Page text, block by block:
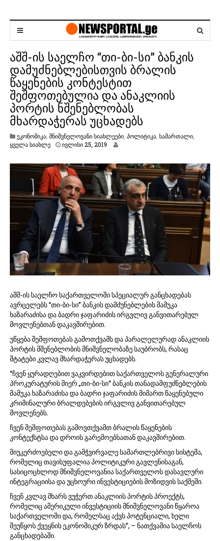
აშშ-ის საელჩო “თი-ბი-სი” ბანკის
დამუძნებლებისთვის ბრალის
წაყენების კონტესტით
შეშფოთებულია და ანაკლიის
პორტის ნშენებლობას
მხარდაჭერას უცხადებს
ეკონომიკა მნიშვნელოვანი სიახლეები პოლიტიკა სამართალი
ყველა სიახლე
ივლისი 25, 2019
ი
ს
ი
2
5
,
აშშ-ის საელჩო საქართველოში სპეციალურ განცხადებას
ავრცელებს “თი-ბი-სი” ბანკის დამძუნებლების მამუკა
ხაზარაძისა და ბადრი ჯაფარიძის ირგვლივ განვითარებულ
მოვლენებთან დაკავშირებით.
უწყება შეშფოთებას გამოთქვამს და პარალელურად ანაკლიის
პორტის მშენებლობის მნიშვნელობაზე საუბრობს, რასაც
შტატები კვლავ მხარდაჭერას უცხადებს.
“ჩვენ ყურადღებით ვაკვირდებით საქართველოს გენერალური
პროკურატურის მიერ „თი-ბი-სი“ ბანკის თანადამფუძნებლების
მამუკა ხაზარაძისა და ბადრი ჯაფარიძის მიმართ წაყენებული
კრიმინალური ბრალდებების ირგვლივ განვითარებულ
მოვლენებს.
ჩვენ შეშფოთებას გამოვთქვამთ ბრალის წაყენების
კონტექსტსა და დროის გარემოებსათან დაკავშირებით.
მიუკერძოებელი და გამჭვირვალე სამართლებრივი სისტემა,
რომელიც თავისუფალია პოლიტიკური გავლენისაგან,
სასიცოცხლოდ მნიშვნელოვანია საქართველოს დასავლური
ინტეგრაციისა და უცხოური ინვესტიციების მოზიდვის საქმეში.
ჩვენ კვლავ მხარს ვუჭერთ ანაკლიის პორტის პროექტს,
რომელიც ამერიკული ინვესტიციის მნიშვნელოვანი წყაროა
საქართველოში და, რომელსაც აქვს პოტენციალი, ხელი
შეუწყოს ქვეყნის ეკონომიკურ ზრდას”, – ნათქვამია საელჩოს
განცხადებაში.